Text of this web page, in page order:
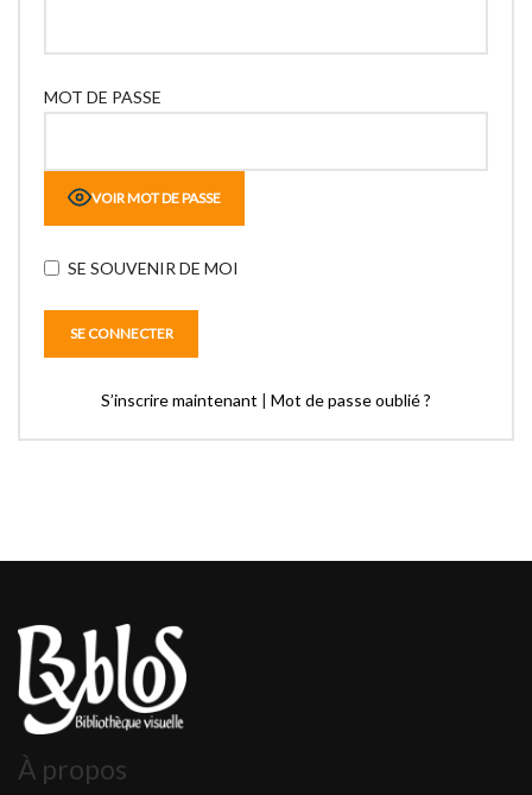
MOT DE PASSE
VOIR MOT DE PASSE
SE SOUVENIR DE MOI
S’inscrire maintenant | Mot de passe oublié ?
À propos